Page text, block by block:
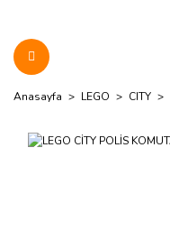
Anasayfa LEGO CITY